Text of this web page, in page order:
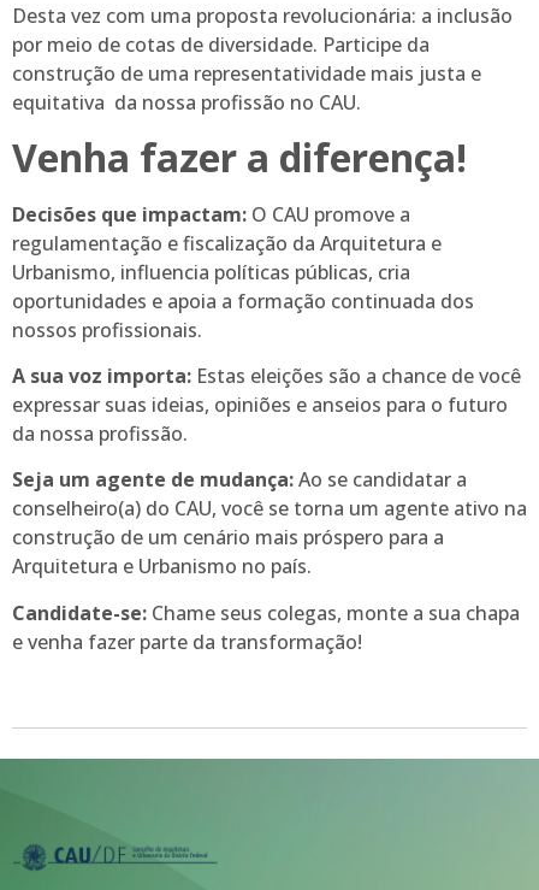
Desta vez com uma proposta revolucionária: a inclusão
por meio de cotas de diversidade. Participe da
construção de uma representatividade mais justa e
equitativa da nossa profissão no CAU.
Venha fazer a diferença!
Decisões que impactam: O CAU promove a
regulamentação e fiscalização da Arquitetura e
Urbanismo, influencia políticas públicas, cria
oportunidades e apoia a formação continuada dos
nossos profissionais.
A sua voz importa: Estas eleições são a chance de você
expressar suas ideias, opiniões e anseios para o futuro
da nossa profissão.
Seja um agente de mudança:Ao se candidatar a
conselheiro(a) do CAU, você se torna um agente ativo na
construção de um cenário mais próspero para a
Arquitetura e Urbanismo no país.
Candidate-se: Chame seus colegas, monte a sua chapa
e venha fazer parte da transformação!